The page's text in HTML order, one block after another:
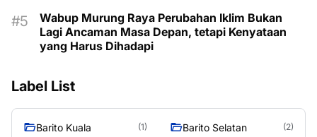
Wabup Murung Raya Perubahan Iklim Bukan
Lagi Ancaman Masa Depan, tetapi Kenyataan
yang Harus Dihadapi
Label List
Barito Kuala (1) Barito Selatan (2)